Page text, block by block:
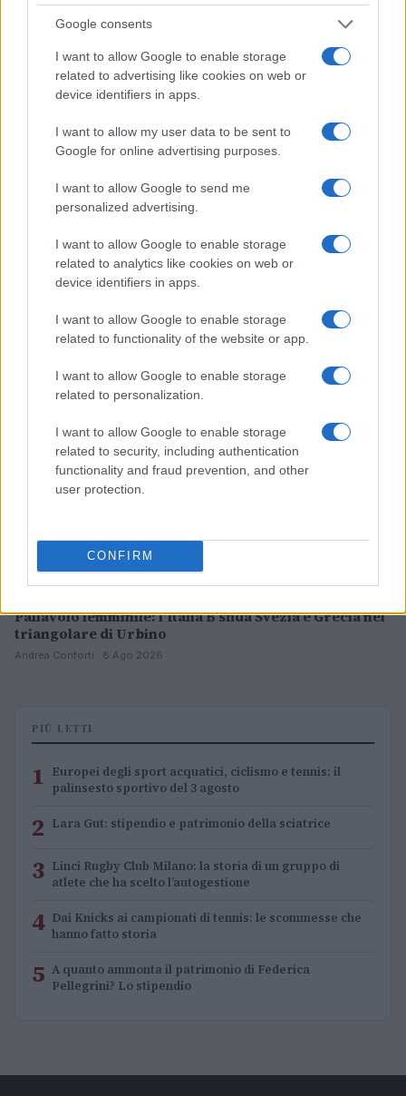
Google consents
I want to allow Google to enable storage
related to advertising like cookies on web or
device identifiers in apps.
I want to allow my user data to be sent to
Google for online advertising purposes.
I want to allow Google to send me
personalized advertising.
I want to allow Google to enable storage
related to analytics like cookies on web or
device identifiers in apps.
I want to allow Google to enable storage
related to functionality of the website or app.
I want to allow Google to enable storage
related to personalization.
I want to allow Google to enable storage
related to security, including authentication
functionality and fraud prevention, and other
user protection.
CONFIRM
ALTRI SPORT
UFC Fight Night 284: Analisi e pronostici per il main
Francesca Lombardi · 9 Ago 2026
Pallavolo femminile: l’Italia B sfida Svezia e Grecia nel
triangolare di Urbino
Andrea Conforti · 8 Ago 2026
PIÙ LETTI
1 Europei degli sport acquatici, ciclismo e tennis: il
palinsesto sportivo del 3 agosto
2 Lara Gut: stipendio e patrimonio della sciatrice
3 Linci Rugby Club Milano: la storia di un gruppo di
atlete che ha scelto l’autogestione
4 Dai Knicks ai campionati di tennis: le scommesse che
hanno fatto storia
5 A quanto ammonta il patrimonio di Federica
Pellegrini? Lo stipendio